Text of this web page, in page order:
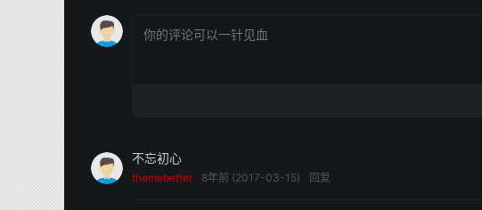
不忘初心
themebetter 8年前 (2017-03-15) 回复